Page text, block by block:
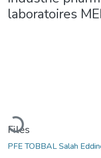
laboratoires
Loading...
Files
PFE TOBBAL Salah